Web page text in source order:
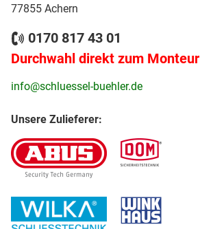
77855 Achern
0170 817 43 01
Durchwahl direkt zum Monteur
info@schluessel-buehler.de
Unsere Zulieferer: